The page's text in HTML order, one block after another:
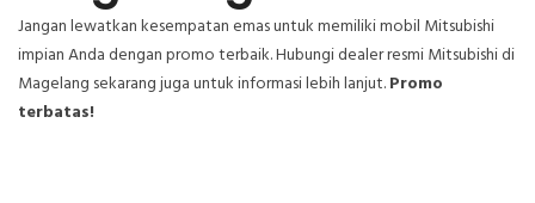
Jangan lewatkan kesempatan emas untuk memiliki mobil Mitsubishi
impian Anda dengan promo terbaik. Hubungi dealer resmi Mitsubishi di
Magelang sekarang juga untuk informasi lebih lanjut.Promo
terbatas!